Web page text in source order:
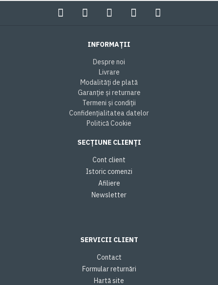
INFORMAȚII
Despre noi
Livrare
Modalități de plată
Garanție și returnare
Termeni și condiții
Confidențialitatea datelor
Politică Cookie
SECȚIUNE CLIENȚI
Cont client
Istoric comenzi
Afiliere
Newsletter
SERVICII CLIENT
Contact
Formular returnări
Hartă site